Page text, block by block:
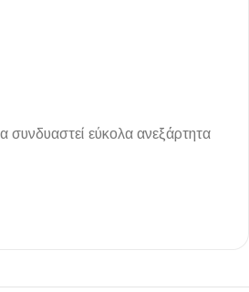
συνδυαστεί εύκολα ανεξάρτητα